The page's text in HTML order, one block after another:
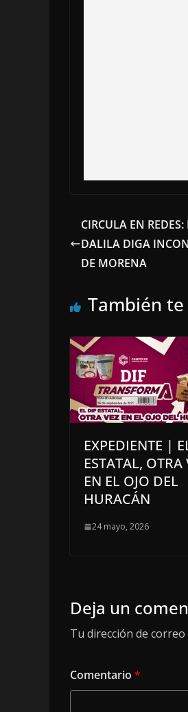
CIRCULA EN
DALILA DIGA
DE MORENA
También
EXPEDIENTE |
ESTATAL, OTRA
EN EL OJO DEL
HURACÁN
24 mayo, 2026
Deja un
Tu dirección de
Comentario *